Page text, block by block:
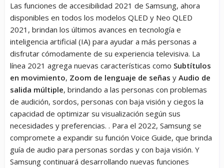
Las funciones de accesibilidad 2021 de Samsung, ahora
disponibles en todos los modelos QLED y Neo QLED
2021, brindan los últimos avances en tecnología e
inteligencia artificial (IA) para ayudar a más personas a
disfrutar cómodamente de su experiencia televisiva. La
línea 2021 agrega nuevas características como Subtítulos
en movimiento, Zoom de lenguaje de señas y Audio de
salida múltiple, brindando a las personas con problemas
de audición, sordos, personas con baja visión y ciegos la
capacidad de optimizar su visualización según sus
necesidades y preferencias. . Para el 2022, Samsung se
compromete a expandir su función Voice Guide, que brinda
guía de audio para personas sordas y con baja visión. Y
Samsung continuará desarrollando nuevas funciones